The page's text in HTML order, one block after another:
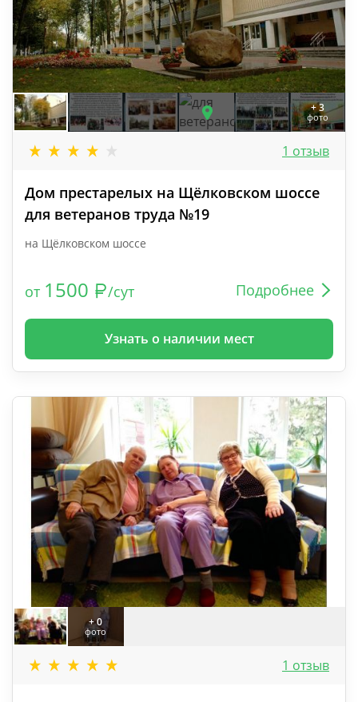
+ 3
фото
1 отзыв
Дом престарелых на Щёлковском шоссе
для ветеранов труда №19
на Щёлковском шоссе
от 1500 /сут Подробнее
Узнать о наличии мест
+ 0
фото
1 отзыв